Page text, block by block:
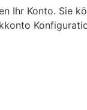
Ihr Konto. Sie